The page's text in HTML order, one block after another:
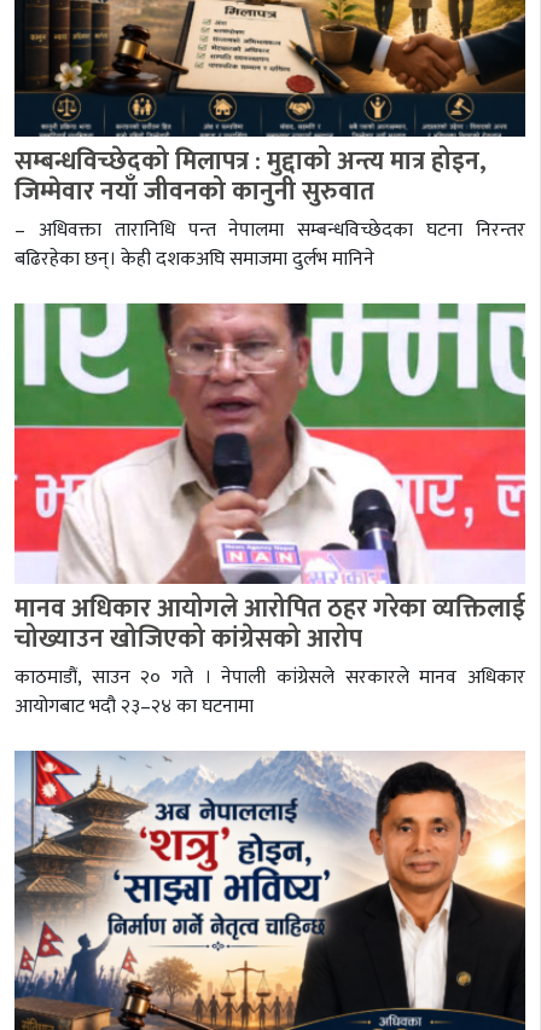
सम्बन्धविच्छेदको मिलापत्र : मुद्दाको अन्त्य मात्र होइन,
जिम्मेवार नयाँ जीवनको कानुनी सुरुवात
– अधिवक्ता तारानिधि पन्त नेपालमा सम्बन्धविच्छेदका घटना निरन्तर
बढिरहेका छन्। केही दशकअघि समाजमा दुर्लभ मानिने
मानव अधिकार आयोगले आरोपित ठहर गरेका व्यक्तिलाई
चोख्याउन खोजिएको कांग्रेसको आरोप
काठमाडौं, साउन २० गते । नेपाली कांग्रेसले सरकारले मानव अधिकार
आयोगबाट भदौ २३–२४ का घटनामा